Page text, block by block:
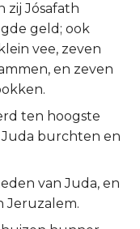
zij Jósafath
geld; ook
vee, zeven
en zeven
ten hoogste
burchten en
van Juda, en
Jeruzalem.